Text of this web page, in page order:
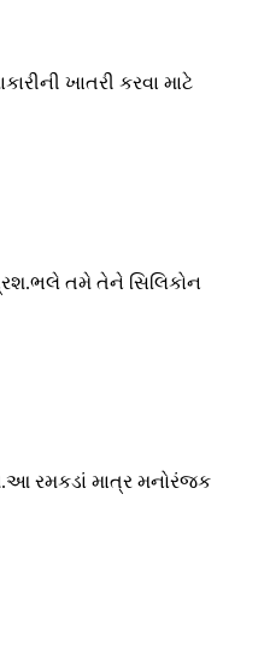
ખાતરી કરવા માટે
તમે તેને સિલિકોન
રમકડાં માત્ર મનોરંજક